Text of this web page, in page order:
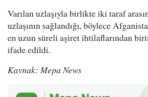
Varılan uzlaşıyla birlikte iki taraf
uzlaşının sağlandığı, böylece
en uzun süreli aşiret ihtilaflarından
ifade edildi.
Kaynak: Mepa News